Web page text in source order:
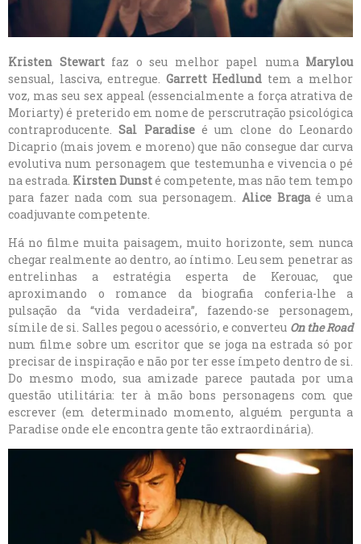
Kristen Stewartfaz o seu melhor papel numa Marylou
sensual, lasciva, entregue. Garrett Hedlund tem a melhor
voz, mas seu sex appeal (essencialmente a força atrativa de
Moriarty) é preterido em nome de perscrutração psicológica
contraproducente.Sal Paradiseé um clone do Leonardo
Dicaprio (mais jovem e moreno) que não consegue dar curva
evolutiva num personagem que testemunha e vivencia o pé
na estrada. Kirsten Dunsté competente, mas não tem tempo
para fazer nada com sua personagem. Alice Bragaé uma
coadjuvante competente.
Há no filme muita paisagem, muito horizonte, sem nunca
chegar realmente ao dentro, ao íntimo. Leu sem penetrar as
entrelinhas a estratégia esperta de Kerouac, que
aproximando o romance da biografia conferia-lhe a
pulsação da “vida verdadeira”, fazendo-se personagem,
símile de si. Salles pegou o acessório, e converteu On the Road
num filme sobre um escritor que se joga na estrada só por
precisar de inspiração e não por ter esse ímpeto dentro de si.
Do mesmo modo, sua amizade parece pautada por uma
questão utilitária: ter à mão bons personagens com que
escrever (em determinado momento, alguém pergunta a
Paradise onde ele encontra gente tão extraordinária).